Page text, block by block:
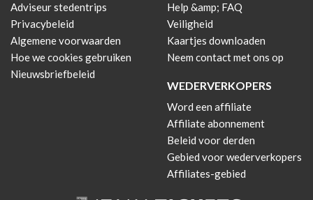
Adviseur stedentrips
Privacybeleid
Algemene voorwaarden
Hoe we cookies gebruiken
Nieuwsbriefbeleid
Help &amp; FAQ
Veiligheid
Kaartjes downloaden
Neem contact met ons op
WEDERVERKOPERS
Word een affiliate
Affiliate abonnement
Beleid voor derden
Gebied voor wederverkopers
Affiliates-gebied